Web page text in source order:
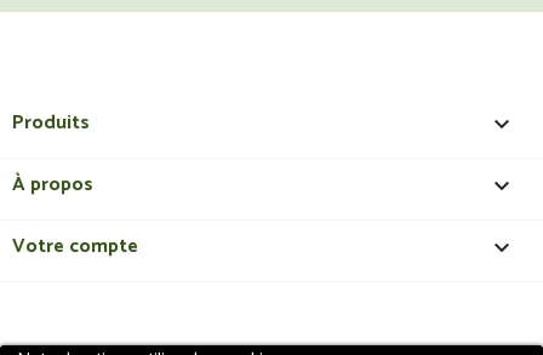
Produits 
À propos 
Votre compte 